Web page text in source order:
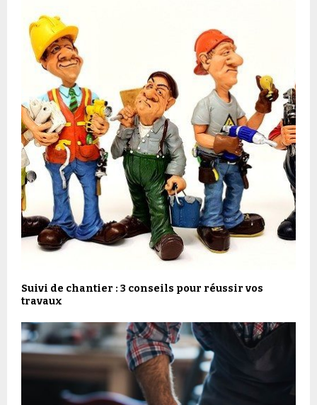
Suivi de chantier : 3 conseils pour réussir vos
travaux